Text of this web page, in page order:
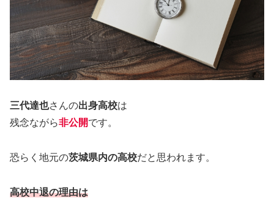
三代達也さんの出身高校は
残念ながら非公開です。
恐らく地元の茨城県内の高校だと思われます。
高校中退の理由は